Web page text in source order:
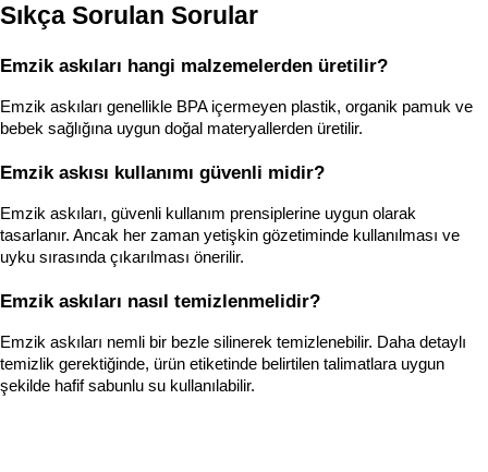
Sıkça Sorulan Sorular
Emzik askıları hangi malzemelerden üretilir?
Emzik askıları genellikle BPA içermeyen plastik, organik pamuk ve
bebek sağlığına uygun doğal materyallerden üretilir.
Emzik askısı kullanımı güvenli midir?
Emzik askıları, güvenli kullanım prensiplerine uygun olarak
tasarlanır. Ancak her zaman yetişkin gözetiminde kullanılması ve
uyku sırasında çıkarılması önerilir.
Emzik askıları nasıl temizlenmelidir?
Emzik askıları nemli bir bezle silinerek temizlenebilir. Daha detaylı
temizlik gerektiğinde, ürün etiketinde belirtilen talimatlara uygun
şekilde hafif sabunlu su kullanılabilir.